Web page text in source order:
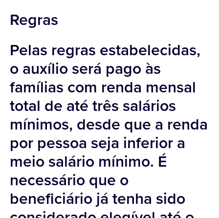
Regras
Pelas regras estabelecidas,
o auxílio será pago às
famílias com renda mensal
total de até três salários
mínimos, desde que a renda
por pessoa seja inferior a
meio salário mínimo. É
necessário que o
beneficiário já tenha sido